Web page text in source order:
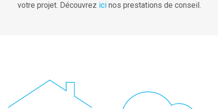
votre projet. Découvrez icinos prestations de conseil.